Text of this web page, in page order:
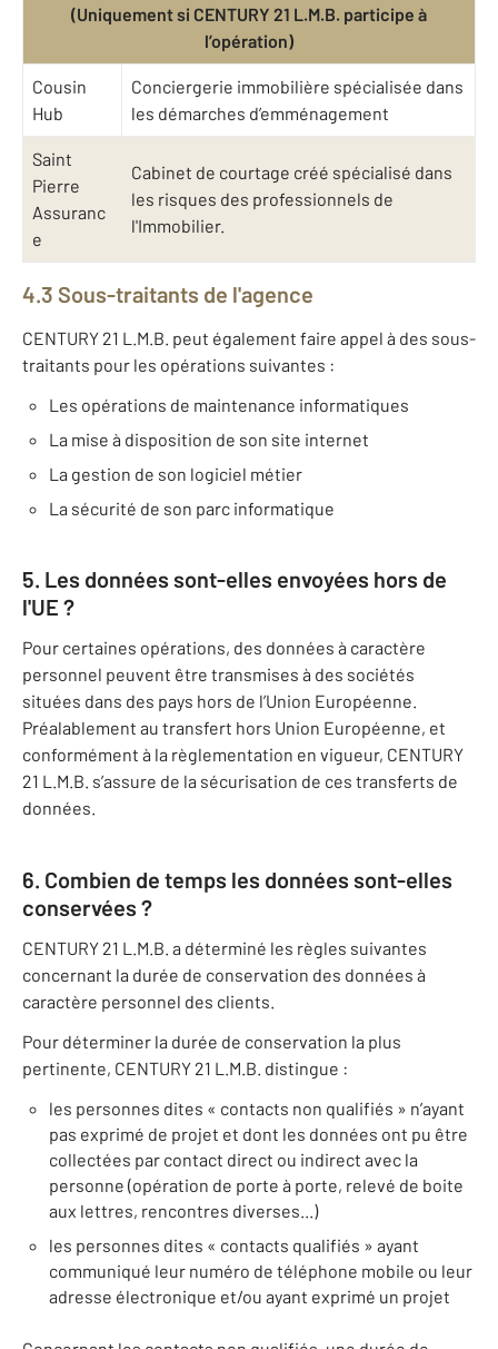
(Uniquement si CENTURY 21 L.M.B. participe à
l’opération)
Cousin
Hub
Conciergerie immobilière spécialisée dans
les démarches d’emménagement
Saint
Pierre
Assuranc
e
Cabinet de courtage créé spécialisé dans
les risques des professionnels de
l'Immobilier.
4.3 Sous-traitants de l'agence
CENTURY 21 L.M.B. peut également faire appel à des sous-
traitants pour les opérations suivantes :
Les opérations de maintenance informatiques
La mise à disposition de son site internet
La gestion de son logiciel métier
La sécurité de son parc informatique
5. Les données sont-elles envoyées hors de
l'UE ?
Pour certaines opérations, des données à caractère
personnel peuvent être transmises à des sociétés
situées dans des pays hors de l’Union Européenne.
Préalablement au transfert hors Union Européenne, et
conformément à la règlementation en vigueur, CENTURY
21 L.M.B. s’assure de la sécurisation de ces transferts de
données.
6. Combien de temps les données sont-elles
conservées ?
CENTURY 21 L.M.B. a déterminé les règles suivantes
concernant la durée de conservation des données à
caractère personnel des clients.
Pour déterminer la durée de conservation la plus
pertinente, CENTURY 21 L.M.B. distingue :
les personnes dites « contacts non qualifiés » n’ayant
pas exprimé de projet et dont les données ont pu être
collectées par contact direct ou indirect avec la
personne (opération de porte à porte, relevé de boite
aux lettres, rencontres diverses...)
les personnes dites « contacts qualifiés » ayant
communiqué leur numéro de téléphone mobile ou leur
adresse électronique et/ou ayant exprimé un projet